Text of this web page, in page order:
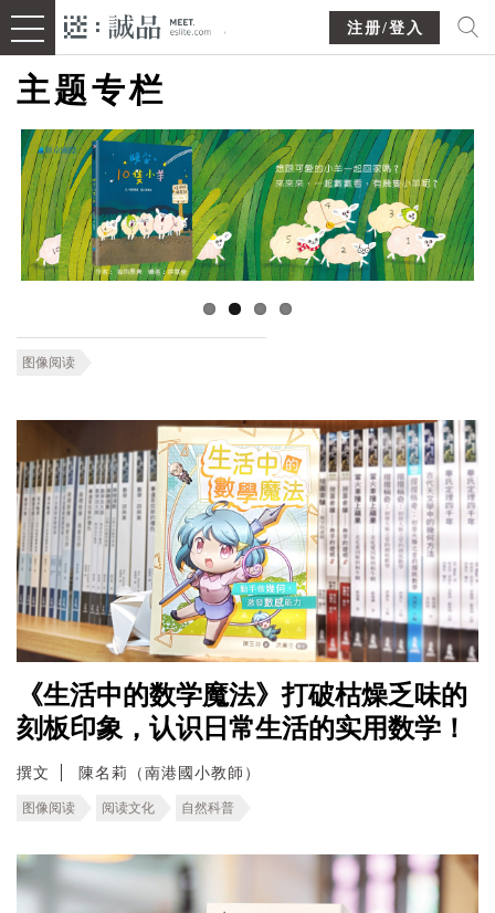
注册/登入
主题专栏
图像阅读
《生活中的数学魔法》打破枯燥乏味的
刻板印象，认识日常生活的实用数学！
撰文 陳名莉（南港國小教師）
图像阅读 阅读文化 自然科普